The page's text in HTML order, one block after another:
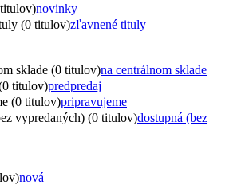
novinky
(0 titulov)zľavnené tituly
sklade (0 titulov)na centrálnom sklade
titulov)predpredaj
(0 titulov)pripravujeme
vypredaných) (0 titulov)dostupná (bez
nová